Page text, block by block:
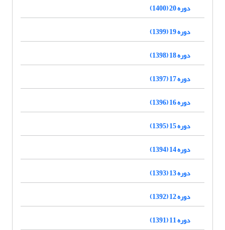
دوره 20 (1400)
دوره 19 (1399)
دوره 18 (1398)
دوره 17 (1397)
دوره 16 (1396)
دوره 15 (1395)
دوره 14 (1394)
دوره 13 (1393)
دوره 12 (1392)
دوره 11 (1391)